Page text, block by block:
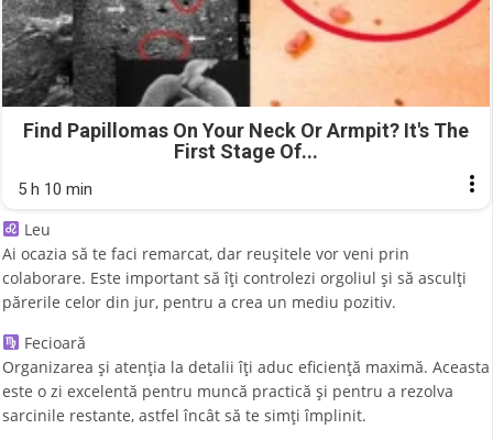
Find Papillomas On Your Neck Or Armpit? It's The
First Stage Of...
5 h 10 min
Leu
Ai ocazia să te faci remarcat, dar reușitele vor veni prin
colaborare. Este important să îți controlezi orgoliul și să asculți
părerile celor din jur, pentru a crea un mediu pozitiv.
Fecioară
Organizarea și atenția la detalii îți aduc eficiență maximă. Aceasta
este o zi excelentă pentru muncă practică și pentru a rezolva
sarcinile restante, astfel încât să te simți împlinit.